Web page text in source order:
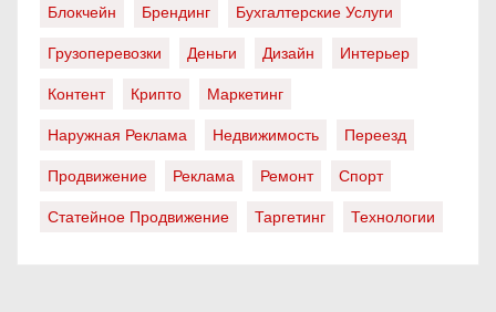
Блокчейн
Брендинг
Бухгалтерские Услуги
Грузоперевозки
Деньги Дизайн
Интерьер
Контент
Крипто
Маркетинг
Наружная Реклама
Недвижимость
Переезд
Продвижение
Реклама Ремонт
Спорт
Статейное Продвижение
Таргетинг Технологии